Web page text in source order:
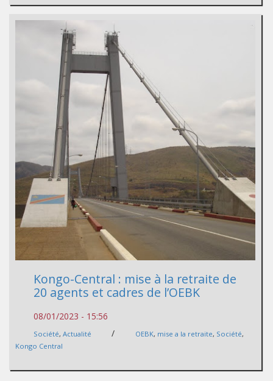
Kongo-Central : mise à la retraite de
20 agents et cadres de l’OEBK
08/01/2023 - 15:56
Société, Actualité / OEBK, mise a la retraite, Société,
Kongo Central